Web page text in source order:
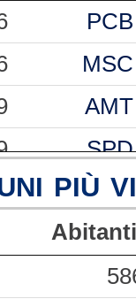
Stazione
PCB
MSC
AMT
SPD
RMMM
CTD
LSS
più
Abitanti